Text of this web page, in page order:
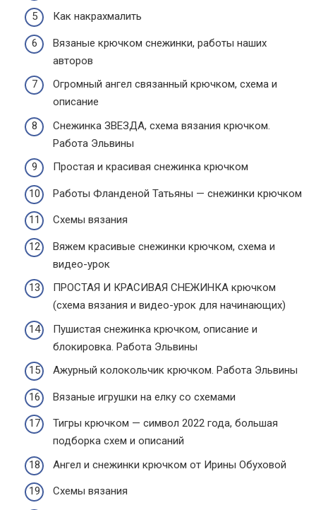
Как накрахмалить
Вязаные крючком снежинки, работы наших
авторов
Огромный ангел связанный крючком, схема и
описание
Снежинка ЗВЕЗДА, схема вязания крючком.
Работа Эльвины
Простая и красивая снежинка крючком
Работы Фланденой Татьяны — снежинки крючком
Схемы вязания
Вяжем красивые снежинки крючком, схема и
видео-урок
ПРОСТАЯ И КРАСИВАЯ СНЕЖИНКА крючком
(схема вязания и видео-урок для начинающих)
Пушистая снежинка крючком, описание и
блокировка. Работа Эльвины
Ажурный колокольчик крючком. Работа Эльвины
Вязаные игрушки на елку со схемами
Тигры крючком — символ 2022 года, большая
подборка схем и описаний
Ангел и снежинки крючком от Ирины Обуховой
Схемы вязания